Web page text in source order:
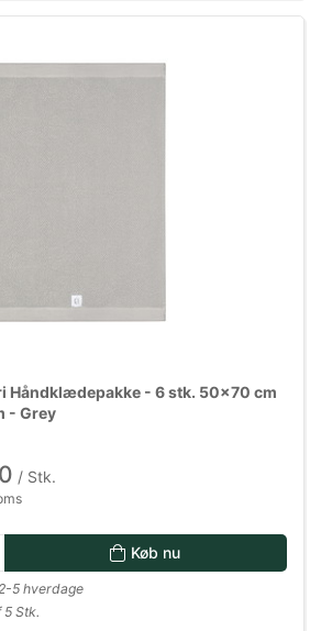
Håndklædepakke - 6 stk. 50x70 cm
- Grey
/ Stk.
Køb nu
5 hverdage
Stk.